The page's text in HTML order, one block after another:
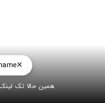
همین حالا تک